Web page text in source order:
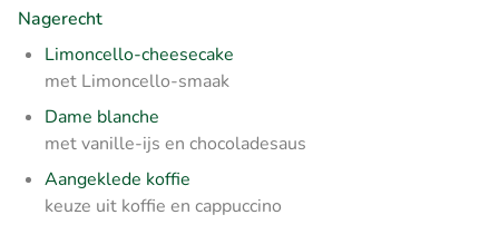
Nagerecht
Limoncello-cheesecake
met Limoncello-smaak
Dame blanche
met vanille-ijs en chocoladesaus
Aangeklede koffie
keuze uit koffie en cappuccino